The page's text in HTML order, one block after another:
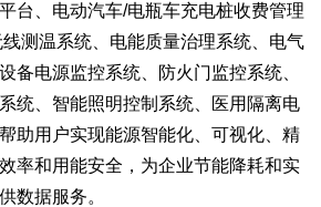
台、电动汽车/电瓶车充电桩收费管理
测温系统、电能质量治理系统、电气
备电源监控系统、防火门监控系统、
统、智能照明控制系统、医用隔离电
助用户实现能源智能化、可视化、精
率和用能安全，为企业节能降耗和实
数据服务。